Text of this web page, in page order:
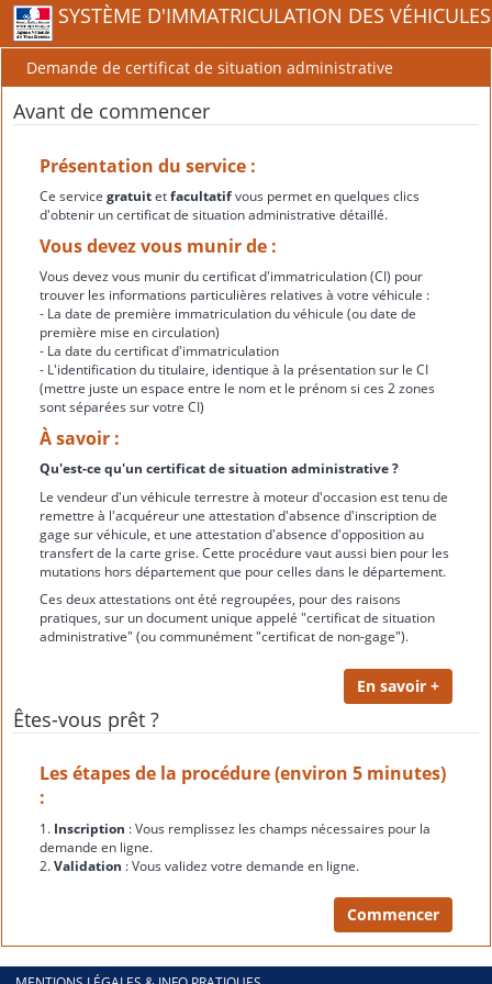
SYSTÈME D'IMMATRICULATION DES VÉHICULES
Demande de certificat de situation administrative
Avant de commencer
Présentation du service :
Ce service gratuitetfacultatifvous permet en quelques clics
d'obtenir un certificat de situation administrative détaillé.
Vous devez vous munir de :
Vous devez vous munir du certificat d'immatriculation (CI) pour
trouver les informations particulières relatives à votre véhicule :
- La date de première immatriculation du véhicule (ou date de
première mise en circulation)
- La date du certificat d'immatriculation
- L'identification du titulaire, identique à la présentation sur le CI
(mettre juste un espace entre le nom et le prénom si ces 2 zones
sont séparées sur votre CI)
À savoir :
Qu'est-ce qu'un certificat de situation administrative ?
Le vendeur d'un véhicule terrestre à moteur d'occasion est tenu de
remettre à l'acquéreur une attestation d'absence d'inscription de
gage sur véhicule, et une attestation d'absence d'opposition au
transfert de la carte grise. Cette procédure vaut aussi bien pour les
mutations hors département que pour celles dans le département.
Ces deux attestations ont été regroupées, pour des raisons
pratiques, sur un document unique appelé "certificat de situation
administrative" (ou communément "certificat de non-gage").
Êtes-vous prêt ?
Les étapes de la procédure (environ 5 minutes)
:
1. Inscription : Vous remplissez les champs nécessaires pour la
demande en ligne.
2.Validation : Vous validez votre demande en ligne.